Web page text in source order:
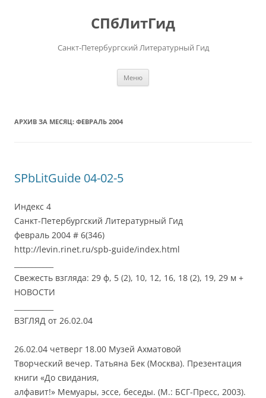
СПбЛитГид
Санкт-Петербургский Литературный Гид
Меню
АРХИВ ЗА МЕСЯЦ: ФЕВРАЛЬ 2004
SPbLitGuide 04-02-5
Индекс 4
Санкт-Петербургский Литературный Гид
февраль 2004 # 6(346)
http://levin.rinet.ru/spb-guide/index.html
Свежесть взгляда: 29 ф, 5 (2), 10, 12, 16, 18 (2), 19, 29 м +
НОВОСТИ
ВЗГЛЯД от 26.02.04
26.02.04 четверг 18.00 Музей Ахматовой
Творческий вечер. Татьяна Бек (Москва). Презентация
книги «До свидания,
алфавит!» Мемуары, эссе, беседы. (М.: БСГ-Пресс, 2003).